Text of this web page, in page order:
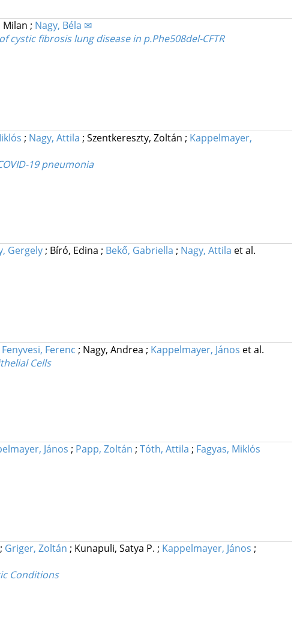
Milan ; Nagy, Béla ✉
fibrosis lung disease in p.Phe508del-CFTR
; Nagy, Attila ; Szentkereszty, Zoltán ; Kappelmayer,
19 pneumonia
Gergely; Bíró, Edina ; Bekő, Gabriella ; Nagy, Attila et al.
Fenyvesi, Ferenc ; Nagy, Andrea ; Kappelmayer, János et al.
Cells
János ; Papp, Zoltán ; Tóth, Attila ; Fagyas, Miklós
; Griger, Zoltán ; Kunapuli, Satya P. ; Kappelmayer, János ;
Conditions